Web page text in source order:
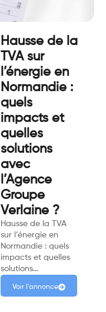
Hausse de la
TVA sur
l’énergie en
Normandie :
quels
impacts et
quelles
solutions
avec
l’Agence
Groupe
Verlaine ?
Hausse de la TVA
sur l’énergie en
Normandie : quels
impacts et quelles
solutions…
Voir l'annonce